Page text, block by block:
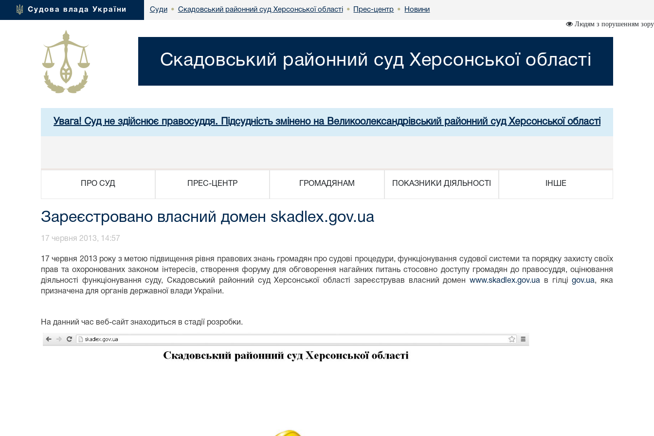
Судова влада України Суди • Скадовський районний суд Херсонської області • Прес-центр • Новини
Людям з порушенням зору
Скадовський районний суд Херсонської області
Увага! Суд не здійснює правосуддя. Підсудність змінено на Великоолександрівський районний суд Херсонської області
ПРО СУД ПРЕС-ЦЕНТР ГРОМАДЯНАМ ПОКАЗНИКИ ДІЯЛЬНОСТІ ІНШЕ
Зареєстровано власний домен skadlex.gov.ua
17 червня 2013, 14:57
17 червня 2013 року з метою підвищення рівня правових знань громадян про судові процедури, функціонування судової системи та порядку захисту своїх
прав та охоронюваних законом інтересів, створення форуму для обговорення нагайних питань стосовно доступу громадян до правосуддя, оцінювання
діяльності функціонування суду, Скадовський районний суд Херсонської області зареєстрував власний доменwww.skadlex.gov.ua в гілціgov.ua, яка
призначена для органів державної влади України.
На данний час веб-сайт знаходиться в стадії розробки.